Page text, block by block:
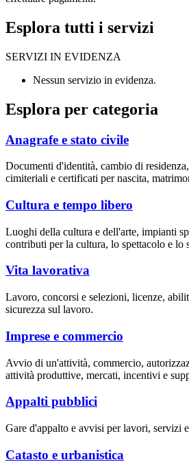
Esplora tutti i servizi
SERVIZI IN EVIDENZA
Nessun servizio in evidenza.
Esplora per categoria
Anagrafe e stato civile
Documenti d'identità, cambio di
cimiteriali e certificati per nascita,
Cultura e tempo libero
Luoghi della cultura e dell'arte, impianti
contributi per la cultura, lo spettacolo e lo
Vita lavorativa
Lavoro, concorsi e selezioni, licenze,
sicurezza sul lavoro.
Imprese e commercio
Avvio di un'attività, commercio,
attività produttive, mercati, incentivi e
Appalti pubblici
Gare d'appalto e avvisi per lavori, servizi
Catasto e urbanistica